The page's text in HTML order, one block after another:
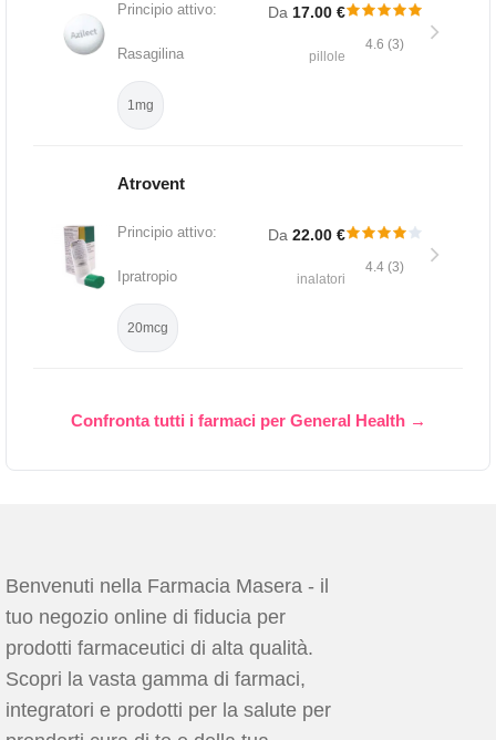
Principio attivo:
Rasagilina
1mg
Da 17.00 €
pillole
4.6 (3)
Atrovent
Principio attivo:
Ipratropio
20mcg
Da 22.00 €
inalatori
4.4 (3)
Confronta tutti i farmaci per General Health →
Benvenuti nella Farmacia Masera - il
tuo negozio online di fiducia per
prodotti farmaceutici di alta qualità.
Scopri la vasta gamma di farmaci,
integratori e prodotti per la salute per